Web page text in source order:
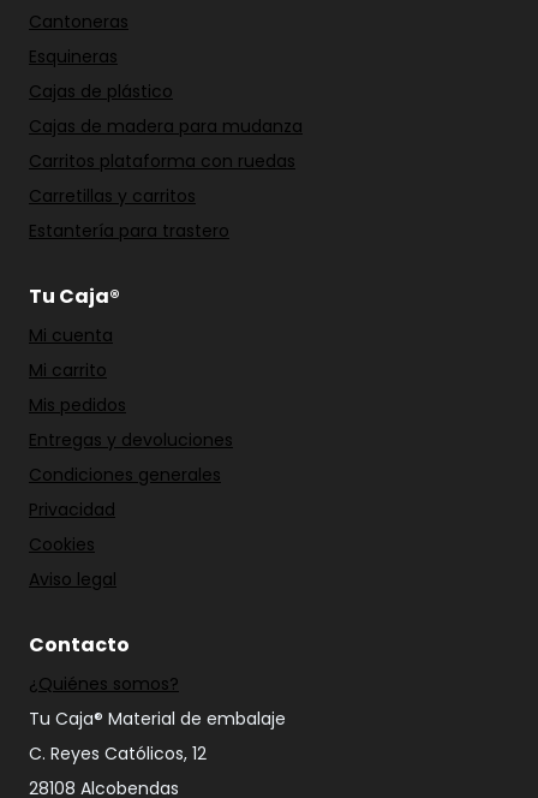
Cantoneras
Esquineras
Cajas de plástico
Cajas de madera para mudanza
Carritos plataforma con ruedas
Carretillas y carritos
Estantería para trastero
Tu Caja®
Mi cuenta
Mi carrito
Mis pedidos
Entregas y devoluciones
Condiciones generales
Privacidad
Cookies
Aviso legal
Contacto
¿Quiénes somos?
Tu Caja® Material de embalaje
C. Reyes Católicos, 12
28108 Alcobendas